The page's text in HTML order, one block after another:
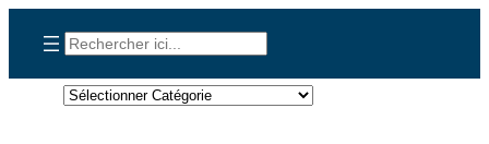
contenu
Rechercher
Catégories